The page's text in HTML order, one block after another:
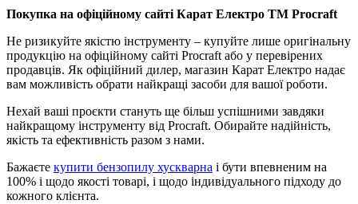
Покупка на офіційному сайті Карат Електро ТМ Procraft
Не ризикуйте якістю інструменту – купуйте лише оригінальну
продукцію на офіційному сайті Procraft або у перевірених
продавців. Як офіційний дилер, магазин Карат Електро надає
вам можливість обрати найкращі засоби для вашої роботи.
Нехай ваші проєкти стануть ще більш успішними завдяки
найкращому інструменту від Procraft. Обирайте надійність,
якість та ефективність разом з нами.
Бажаєте купити бензопилу хускварна і бути впевненим на
100% і щодо якості товарі, і щодо індивідуального підходу до
кожного клієнта.